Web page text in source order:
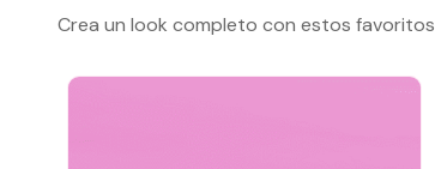
Crea un look completo con estos favoritos